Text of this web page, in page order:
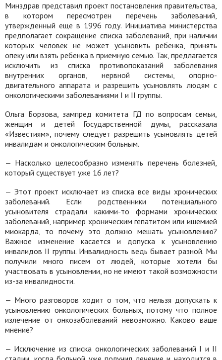
Минздрав представил проект постановления правительства,
в котором пересмотрен перечень заболеваний,
утвержденный еще в 1996 году. Инициатива министерства
предполагает сокращение списка заболеваний, при наличии
которых человек не может усыновить ребенка, принять
опеку или взять ребенка в приемную семью. Так, предлагается
исключить из списка противопоказаний заболевания
внутренних органов, нервной системы, опорно-
двигательного аппарата и разрешить усыновлять людям с
онкологическими заболеваниями I и II группы.
Ольга Борзова, зампред комитета ГД по вопросам семьи,
женщин и детей Государственной думы, рассказала
«Известиям», почему следует разрешить усыновлять детей
инвалидам и онкологическим больным.
— Насколько целесообразно изменять перечень болезней,
который существует уже 16 лет?
— Этот проект исключает из списка все виды хронических
заболеваний. Если родственники потенциального
усыновителя страдали какими-то формами хронических
заболеваний, например хроническим гепатитом или ишемией
миокарда, то почему это должно мешать усыновлению?
Важное изменение касается и допуска к усыновлению
инвалидов II группы. Инвалидность ведь бывает разной. Мы
получили много писем от людей, которые хотели бы
участвовать в усыновлении, но не имеют такой возможности
из-за инвалидности.
— Много разговоров ходит о том, что нельзя допускать к
усыновлению онкологических больных, потому что полное
излечение от онкозаболеваний невозможно. Каково ваше
мнение?
— Исключение из списка онкологических заболеваний I и II